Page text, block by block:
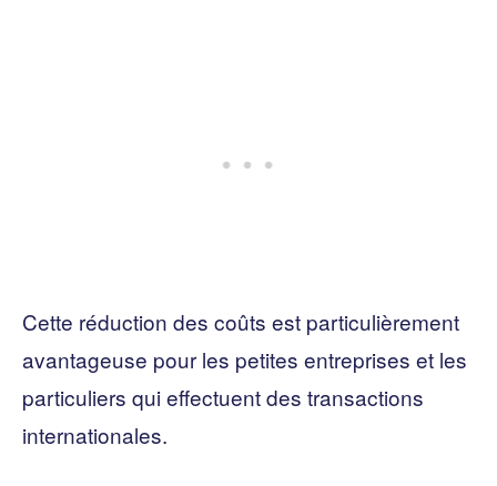
Cette réduction des coûts est particulièrement
avantageuse pour les petites entreprises et les
particuliers qui effectuent des transactions
internationales.